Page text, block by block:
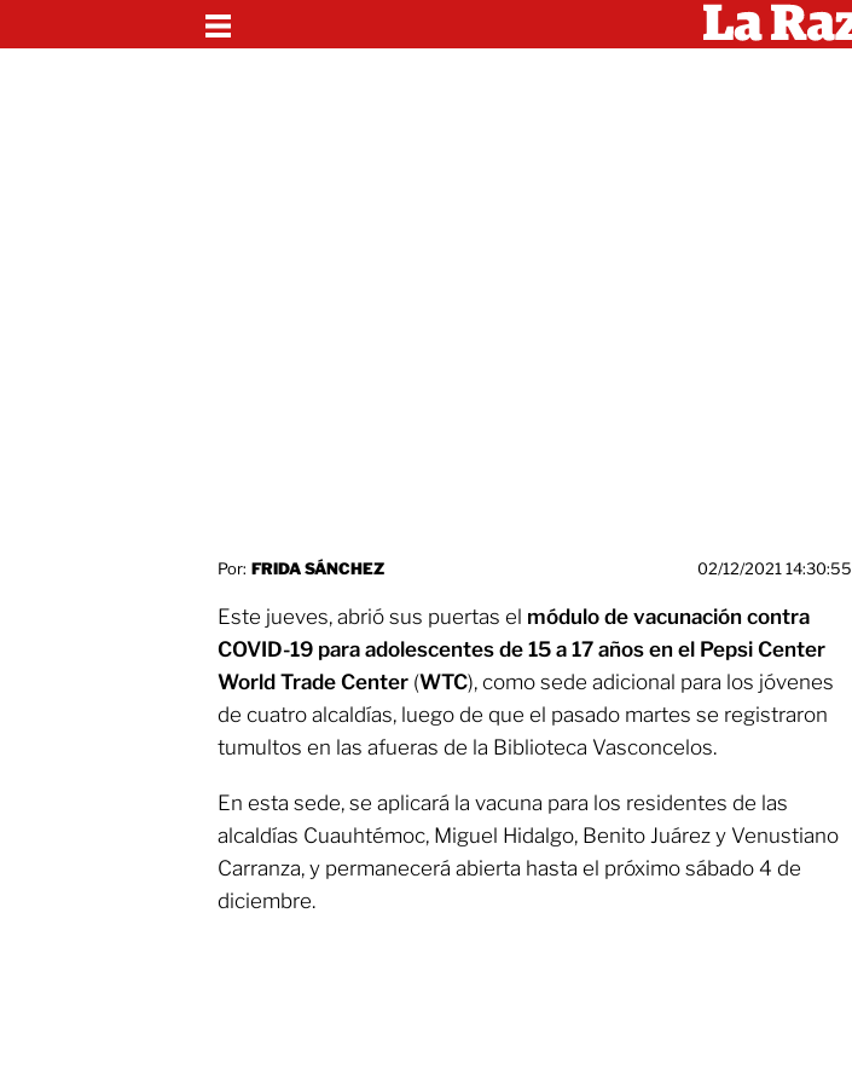
Por: FRIDA SÁNCHEZ 02/12/2021 14:30:55
Este jueves, abrió sus puertas el módulo de vacunación contra
COVID-19 para adolescentes de 15 a 17 años en el Pepsi Center
World Trade Center (WTC), como sede adicional para los jóvenes
de cuatro alcaldías, luego de que el pasado martes se registraron
tumultos en las afueras de la Biblioteca Vasconcelos.
En esta sede, se aplicará la vacuna para los residentes de las
alcaldías Cuauhtémoc, Miguel Hidalgo, Benito Juárez y Venustiano
Carranza, y permanecerá abierta hasta el próximo sábado 4 de
diciembre.